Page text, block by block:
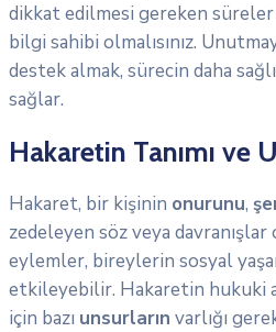
dikkat edilmesi gereken
bilgi sahibi olmalısınız.
destek almak, sürecin daha
sağlar.
Hakaretin Tanımı ve
Hakaret, bir kişinin onurunu,
zedeleyen söz veya
eylemler, bireylerin sosyal
etkileyebilir. Hakaretin hukuki
için bazı unsurların varlığı